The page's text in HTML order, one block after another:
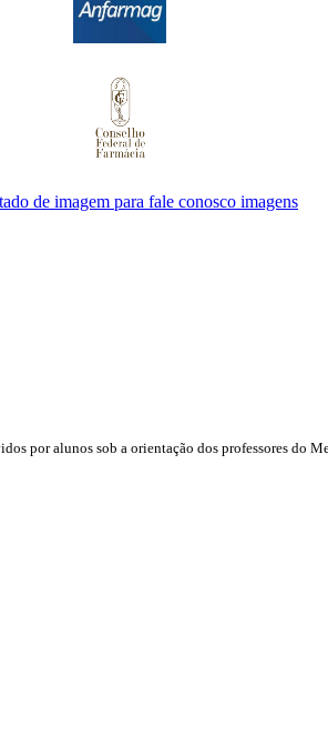
por alunos sob a orientação dos professores do